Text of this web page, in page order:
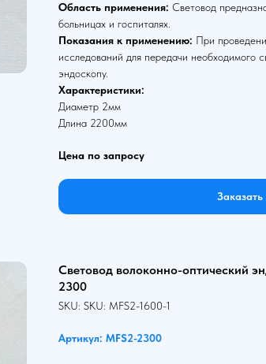
Область применения: Световод
больницах и госпиталях.
Показания к применению: При
исследований для передачи необходимого
эндоскопу.
Характеристики:
Диаметр 2мм
Длина 2200мм
Цена по запросу
Заказать
Световод волоконно-оптический
2300
SKU: SKU: MFS2-1600-1
Артикул: MFS2-2300